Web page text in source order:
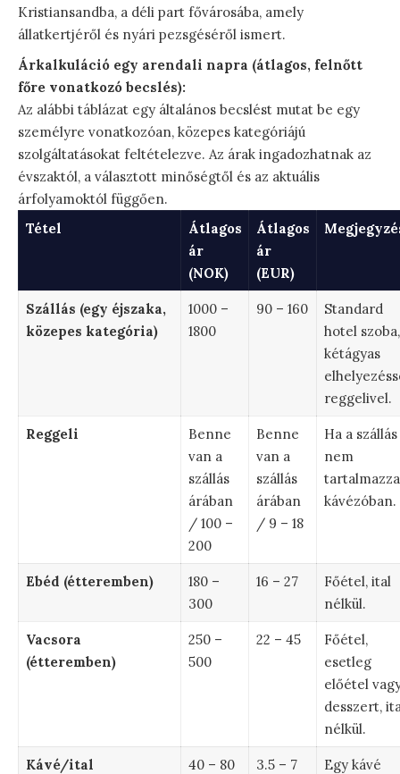
Kristiansandba, a déli part fővárosába, amely
állatkertjéről és nyári pezsgéséről ismert.
Árkalkuláció egy arendali napra (átlagos, felnőtt
főre vonatkozó becslés):
Az alábbi táblázat egy általános becslést mutat be egy
személyre vonatkozóan, közepes kategóriájú
szolgáltatásokat feltételezve. Az árak ingadozhatnak az
évszaktól, a választott minőségtől és az aktuális
árfolyamoktól függően.
Tétel
Átlagos
ár
(NOK)
Átlagos
ár
(EUR)
Szállás (egy éjszaka,
közepes kategória)
1000 –
1800
90 – 160
Standard
hotel szoba,
kétágyas
reggelivel.
Reggeli
Benne
van a
szállás
árában
/ 100 –
200
Benne
van a
szállás
árában
/ 9 – 18
Ha a szállás
nem
kávézóban.
Ebéd (étteremben)
180 –
300
16 – 27
Főétel, ital
nélkül.
Vacsora
(étteremben)
250 –
500
22 – 45
Főétel,
esetleg
előétel
desszert,
nélkül.
Kávé/ital 40 – 80 3.5 – 7
Egy kávé